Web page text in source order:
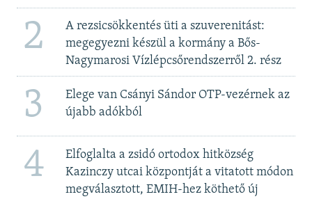
2
A rezsicsökkentés üti a szuverenitást:
megegyezni készül a kormány a Bős-
Nagymarosi Vízlépcsőrendszerről 2. rész
3
Elege van Csányi Sándor OTP-vezérnek az
újabb adókból
4
Elfoglalta a zsidó ortodox hitközség
Kazinczy utcai központját a vitatott módon
megválasztott, EMIH-hez köthető új